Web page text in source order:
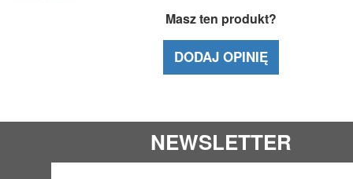
Masz ten produkt?
DODAJ OPINIĘ
NEWSLETTER